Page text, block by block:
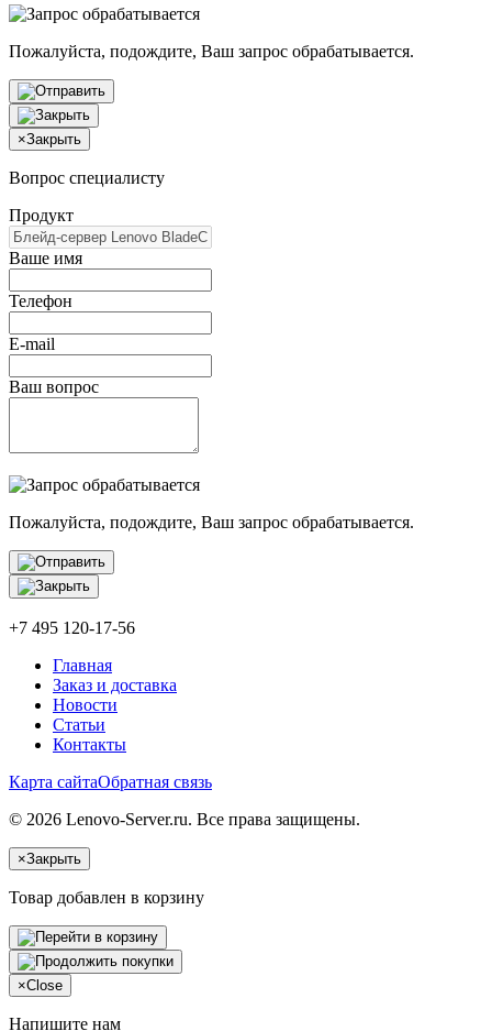
Пожалуйста, подождите, Ваш запрос обрабатывается.
×Закрыть
Вопрос специалисту
Продукт
Ваше имя
Телефон
E-mail
Ваш вопрос
Пожалуйста, подождите, Ваш запрос обрабатывается.
+7 495 120-17-56
Главная
Заказ и доставка
Новости
Статьи
Контакты
Карта сайтаОбратная связь
© 2026 Lenovo-Server.ru. Все права защищены.
×Закрыть
Товар добавлен в корзину
×Close
Напишите нам